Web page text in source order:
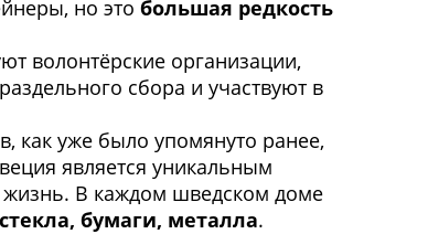
но это большая редкость
волонтёрские организации,
сбора и участвуют в
как уже было упомянуто ранее,
является уникальным
жизнь. В каждом шведском доме
бумаги, металла.